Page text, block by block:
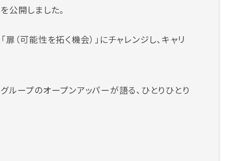
公開しました。
（可能性を拓く機会）」にチャレンジし、キャリ
ープのオープンアッパーが語る、ひとりひとり